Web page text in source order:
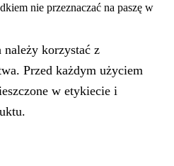
nie przeznaczać na paszę w
korzystać z
Przed każdym użyciem
w etykiecie i